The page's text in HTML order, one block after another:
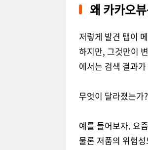
왜 카카오
저렇게 발견 탭이
하지만, 그것만이
에서는 검색 결과
무엇이 달라졌는가
예를 들어보자. 요
물론 저품의 위험